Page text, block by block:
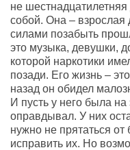
не
собой. Она –
силами позабыть
это музыка, девушки,
которой наркотики
позади. Его жизнь –
назад он обидел
И пусть у него была
оправдывал. У них
нужно не прятаться
исправить их. Но